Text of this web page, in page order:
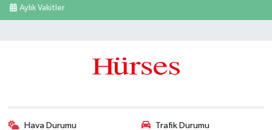
Aylık Vakitler
Hava Durumu Trafik Durumu